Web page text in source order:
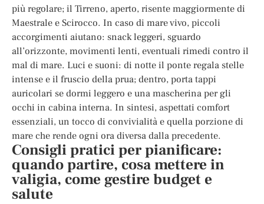
più regolare; il Tirreno, aperto, risente maggiormente di
Maestrale e Scirocco. In caso di mare vivo, piccoli
accorgimenti aiutano: snack leggeri, sguardo
all’orizzonte, movimenti lenti, eventuali rimedi contro il
mal di mare. Luci e suoni: di notte il ponte regala stelle
intense e il fruscio della prua; dentro, porta tappi
auricolari se dormi leggero e una mascherina per gli
occhi in cabina interna. In sintesi, aspettati comfort
essenziali, un tocco di convivialità e quella porzione di
mare che rende ogni ora diversa dalla precedente.
Consigli pratici per pianificare:
quando partire, cosa mettere in
valigia, come gestire budget e
salute